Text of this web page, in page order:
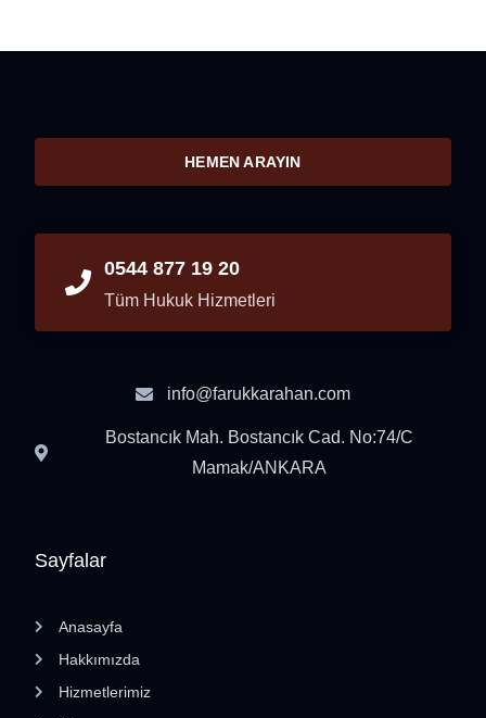
Sayfalar
Anasayfa
Hakkımızda
Hizmetlerimiz
HEMEN ARAYIN
0544 877 19 20
Tüm Hukuk Hizmetleri
info@farukkarahan.com
Bostancık Mah. Bostancık Cad. No:74/C
Mamak/ANKARA